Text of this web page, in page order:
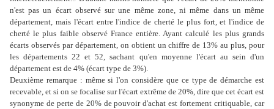
n'est pas un écart observé sur une même zone, ni même dans un même
département, mais l'écart entre l'indice de cherté le plus fort, et l'indice de
cherté le plus faible observé France entière. Ayant calculé les plus grands
écarts observés par département, on obtient un chiffre de 13% au plus, pour
les départements 22 et 52, sachant qu'en moyenne l'écart au sein d'un
département est de 4% (écart type de 3%).
Deuxième remarque : même si l'on considère que ce type de démarche est
recevable, et si on se focalise sur l'écart extrême de 20%, dire que cet écart est
synonyme de perte de 20% de pouvoir d'achat est fortement critiquable, car